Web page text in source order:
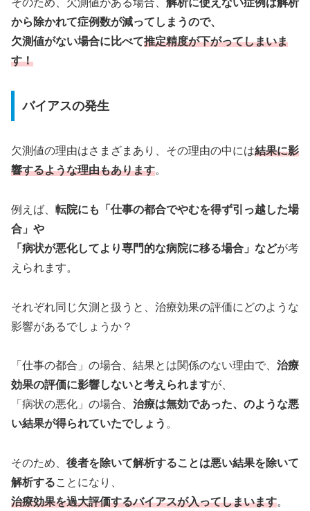
そのため、欠測値がある場合、 解析に使えない症例は解析
から除かれて症例数が減ってしまうので、
欠測値がない場合に比べて推定精度が下がってしまいま
す！
バイアスの発生
欠測値の理由はさまざまあり、その理由の中には結果に影
響するような理由もあります。
例えば、 転院にも「仕事の都合でやむを得ず引っ越した場
合」や
「病状が悪化してより専門的な病院に移る場合」などが考
えられます。
それぞれ同じ欠測と扱うと、治療効果の評価にどのような
影響があるでしょうか？
「仕事の都合」の場合、結果とは関係のない理由で、 治療
効果の評価に影響しないと考えられますが、
「病状の悪化」の場合、 治療は無効であった、のような悪
い結果が得られていたでしょう 。
そのため、 後者を除いて解析することは悪い結果を除いて
解析することになり、
治療効果を過大評価するバイアスが入ってしまいます。